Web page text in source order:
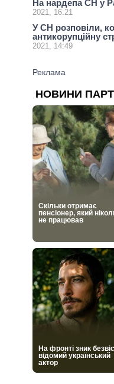
На нардепа СН у
2021, 16:21
У СН розповіли,
антикорупційну
2021, 14:49